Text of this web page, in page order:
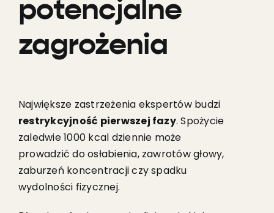
potencjalne
zagrożenia
Największe zastrzeżenia ekspertów budzi
restrykcyjność pierwszej fazy. Spożycie
zaledwie 1000 kcal dziennie może
prowadzić do osłabienia, zawrotów głowy,
zaburzeń koncentracji czy spadku
wydolności fizycznej.